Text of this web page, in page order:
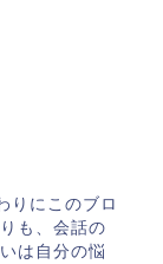
りにこのブロ
も、会話の
は自分の悩